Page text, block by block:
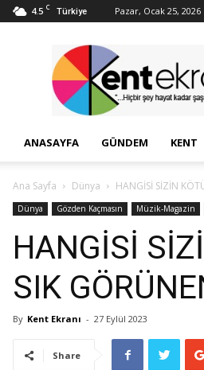
4.5 C Türkiye Pazar, Ocak 25, 2026
Ekranı
ANASAYFA GÜNDEM KENT
Ana Sayfa Dünya HANGİSİ SİZİN
Dünya Gözden Kaçmasın Müzik-Magazin
HANGİSİ
SIK
By Kent Ekranı - 27 Eylül 2023
Share